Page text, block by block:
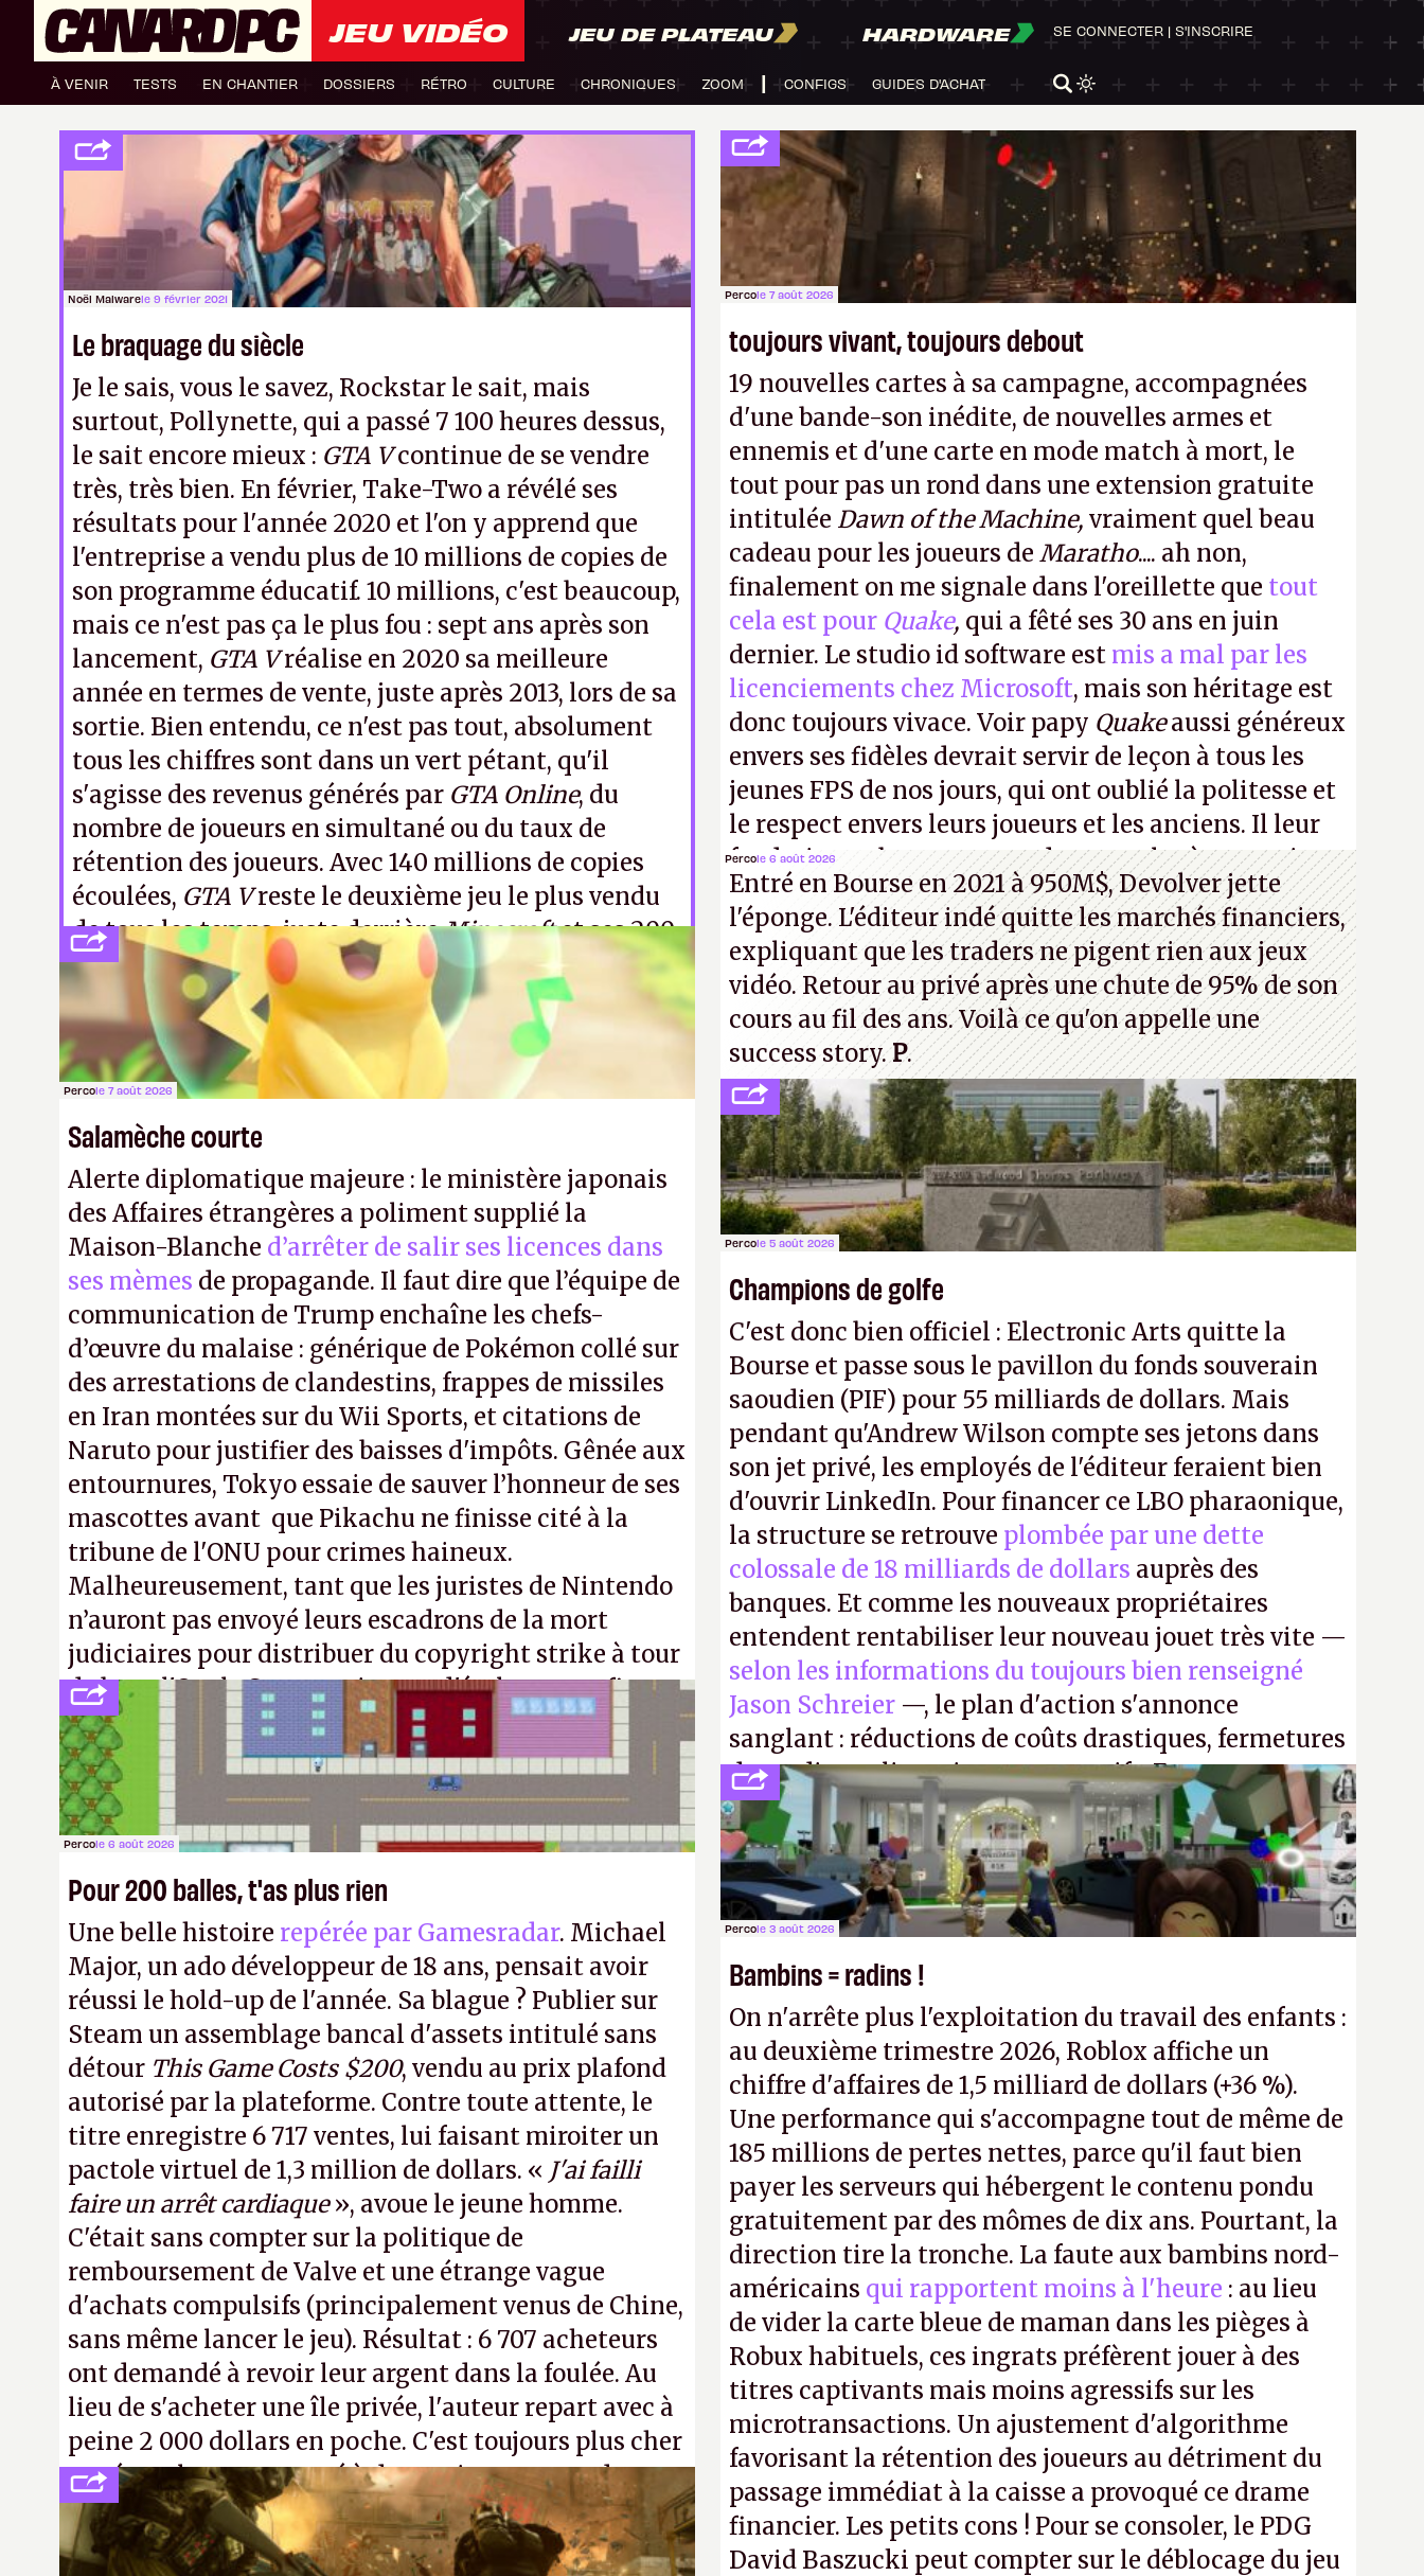
JEU VIDÉO JEU DE PLATEAU HARDWARE
À VENIR TESTS EN CHANTIER DOSSIERS RÉTRO CULTURE CHRONIQUES ZOOM CONFIGS GUIDES D'ACHAT
SE CONNECTER | S'INSCRIRE
Noël Malwarele 9 février 2021
Le braquage du siècle
Je le sais, vous le savez, Rockstar le sait, mais
surtout, Pollynette, qui a passé 7 100 heures dessus,
le sait encore mieux : GTA Vcontinue de se vendre
très, très bien. En février, Take-Two a révélé ses
résultats pour l'année 2020 et l'on y apprend que
l'entreprise a vendu plus de 10 millions de copies de
son programme éducatif. 10 millions, c'est beaucoup,
mais ce n'est pas ça le plus fou : sept ans après son
lancement, GTA Vréalise en 2020 sa meilleure
année en termes de vente, juste après 2013, lors de sa
sortie. Bien entendu, ce n'est pas tout, absolument
tous les chiffres sont dans un vert pétant, qu'il
s'agisse des revenus générés par GTA Online, du
nombre de joueurs en simultané ou du taux de
rétention des joueurs. Avec 140 millions de copies
écoulées, GTA Vreste le deuxième jeu le plus vendu
de tous les temps, juste derrièreMinecraftet ses 200
millions d'exemplaires.N.M.
Percole 7 août 2026
toujours vivant, toujours debout
19 nouvelles cartes à sa campagne, accompagnées
d'une bande-son inédite, de nouvelles armes et
ennemis et d'une carte en mode match à mort, le
tout pour pas un rond dans une extension gratuite
intitulée Dawn of the Machine, vraiment quel beau
cadeau pour les joueurs de Maratho.... ah non,
finalement on me signale dans l'oreillette que tout
cela est pour Quake, qui a fêté ses 30 ans en juin
dernier. Le studio id software est mis a mal par les
licenciements chez Microsoft, mais son héritage est
donc toujours vivace. Voir papy Quakeaussi généreux
envers ses fidèles devrait servir de leçon à tous les
jeunes FPS de nos jours, qui ont oublié la politesse et
le respect envers leurs joueurs et les anciens. Il leur
faudrait une bonne guerre des consoles à ces petits
cons ! P.
Percole 7 août 2026
Salamèche courte
Alerte diplomatique majeure : le ministère japonais
des Affaires étrangères a poliment supplié la
Maison-Blanche d’arrêter de salir ses licences dans
ses mèmes de propagande. Il faut dire que l’équipe de
communication de Trump enchaîne les chefs-
d’œuvre du malaise : générique de Pokémon collé sur
des arrestations de clandestins, frappes de missiles
en Iran montées sur du Wii Sports, et citations de
Naruto pour justifier des baisses d'impôts. Gênée aux
entournures, Tokyo essaie de sauver l’honneur de ses
mascottes avant que Pikachu ne finisse cité à la
tribune de l'ONU pour crimes haineux.
Malheureusement, tant que les juristes de Nintendo
n’auront pas envoyé leurs escadrons de la mort
judiciaires pour distribuer du copyright strike à tour
de bras, l'Oncle Sam continuera d'étaler sa confiture
intellectuelle sur vos souvenirs d'enfance.P.
Percole 6 août 2026
Entré en Bourse en 2021 à 950M$, Devolver jette
l'éponge. L'éditeur indé quitte les marchés financiers,
expliquant que les traders ne pigent rien aux jeux
vidéo. Retour au privé après une chute de 95% de son
cours au fil des ans. Voilà ce qu'on appelle une
success story.P.
Percole 6 août 2026
Pour 200 balles, t'as plus rien
Une belle histoire repérée par Gamesradar. Michael
Major, un ado développeur de 18 ans, pensait avoir
réussi le hold-up de l'année. Sa blague ? Publier sur
Steam un assemblage bancal d'assets intitulé sans
détour This Game Costs $200, vendu au prix plafond
autorisé par la plateforme. Contre toute attente, le
titre enregistre 6 717 ventes, lui faisant miroiter un
pactole virtuel de 1,3 million de dollars. « J'ai failli
faire un arrêt cardiaque», avoue le jeune homme.
C'était sans compter sur la politique de
remboursement de Valve et une étrange vague
d'achats compulsifs (principalement venus de Chine,
sans même lancer le jeu). Résultat : 6 707 acheteurs
ont demandé à revoir leur argent dans la foulée. Au
lieu de s'acheter une île privée, l'auteur repart avec à
peine 2 000 dollars en poche. C'est toujours plus cher
payé que le temps passé à dev, mais ça apprendra aux
petits malins qu'on ne braque pas Gabe Newell aussi
facilement.P.
Percole 5 août 2026
Champions de golfe
C'est donc bien officiel : Electronic Arts quitte la
Bourse et passe sous le pavillon du fonds souverain
saoudien (PIF) pour 55 milliards de dollars. Mais
pendant qu'Andrew Wilson compte ses jetons dans
son jet privé, les employés de l'éditeur feraient bien
d'ouvrir LinkedIn. Pour financer ce LBO pharaonique,
la structure se retrouve plombée par une dette
colossale de 18 milliards de dollars auprès des
banques. Et comme les nouveaux propriétaires
entendent rentabiliser leur nouveau jouet très vite —
selon les informations du toujours bien renseigné
Jason Schreier —, le plan d'action s'annonce
sanglant : réductions de coûts drastiques, fermetures
de studios et licenciements massifs. En gros, essorer
FCet Battlefield, puis virer le reste.P.
Percole 3 août 2026
Bambins = radins !
On n'arrête plus l'exploitation du travail des enfants :
au deuxième trimestre 2026, Roblox affiche un
chiffre d'affaires de 1,5 milliard de dollars (+36 %).
Une performance qui s'accompagne tout de même de
185 millions de pertes nettes, parce qu'il faut bien
payer les serveurs qui hébergent le contenu pondu
gratuitement par des mômes de dix ans. Pourtant, la
direction tire la tronche. La faute aux bambins nord-
américains qui rapportent moins à l'heure : au lieu
de vider la carte bleue de maman dans les pièges à
Robux habituels, ces ingrats préfèrent jouer à des
titres captivants mais moins agressifs sur les
microtransactions. Un ajustement d'algorithme
favorisant la rétention des joueurs au détriment du
passage immédiat à la caisse a provoqué ce drame
financier. Les petits cons ! Pour se consoler, le PDG
David Baszucki peut compter sur le déblocage du jeu